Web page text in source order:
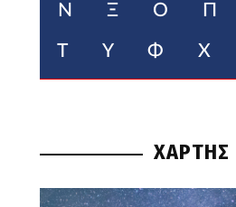
Ν Ξ Ο Π
Τ Υ Φ Χ
ΧΑΡΤΗΣ